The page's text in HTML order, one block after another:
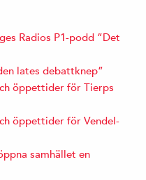
Radios P1-podd ”Det
lates debattknep”
öppettider för Tierps
öppettider för Vendel-
samhället en